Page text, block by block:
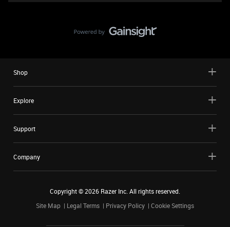
Shop
Explore
Support
Company
Copyright ©2026 Razer Inc. All rights reserved.
Site Map
Legal Terms Privacy Policy Cookie Settings